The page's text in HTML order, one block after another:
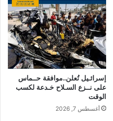
إسرائـيل تُعلن..موافقة حــماس
على نــزع السـلاح خـدعة لكسب
الوقت
أغسطس 7, 2026